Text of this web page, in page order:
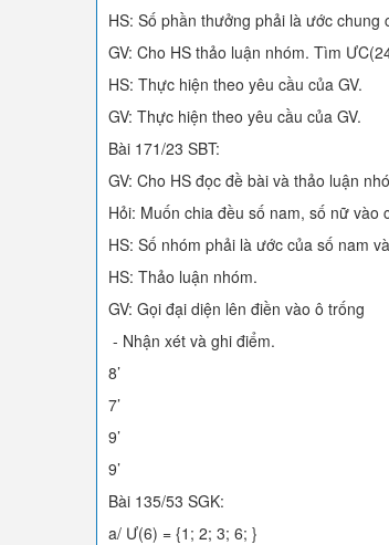
HS: Số phần thưởng phải là ước chung
GV: Cho HS thảo luận nhóm. Tìm
HS: Thực hiện theo yêu cầu của GV.
GV: Thực hiện theo yêu cầu của GV.
Bài 171/23 SBT:
GV: Cho HS đọc đề bài và thảo luận
Hỏi: Muốn chia đều số nam, số nữ
HS: Số nhóm phải là ước của số nam
HS: Thảo luận nhóm.
GV: Gọi đại diện lên điền vào ô trống
- Nhận xét và ghi điểm.
8’
7’
9’
9’
Bài 135/53 SGK:
a/ Ư(6) = {1; 2; 3; 6; }